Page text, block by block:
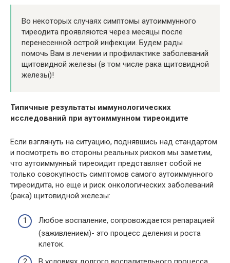
Во некоторых случаях симптомы аутоиммунного
тиреодита проявляются через месяцы после
перенесенной острой инфекции. Будем рады
помочь Вам в лечении и профилактике заболеваний
щитовидной железы (в том числе рака щитовидной
железы)!
Типичные результаты иммунологических
исследований при аутоиммунном тиреоидите
Если взглянуть на ситуацию, поднявшись над стандартом
и посмотреть во стороны реальных рисков мы заметим,
что аутоиммунный тиреоидит представляет собой не
только совокупность симптомов самого аутоиммунного
тиреоидита, но еще и риск онкологических заболеваний
(рака) щитовидной железы:
Любое воспаление, сопровождается репарацией
(заживлением)- это процесс деления и роста
клеток.